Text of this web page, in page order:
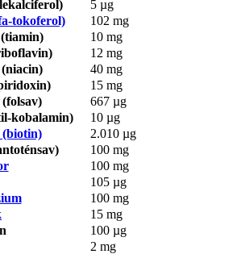
5 µg
tokoferol)
102 mg
10 mg
12 mg
40 mg
15 mg
667 µg
kobalamin)
10 µg
2.010 µg
100 mg
100 mg
105 µg
100 mg
15 mg
100 µg
2 mg